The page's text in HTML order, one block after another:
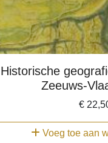
Historische
Zeeuws-
€
Voeg toe aan